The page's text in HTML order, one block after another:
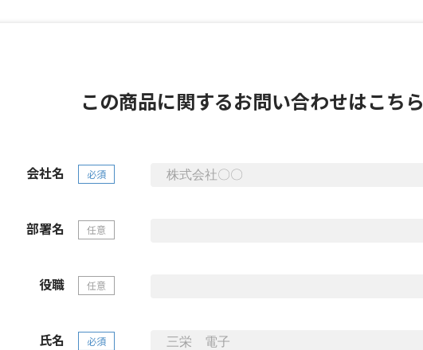
この商品に関するお問い合わせはこちら
会社名 必須
部署名 任意
役職 任意
氏名 必須